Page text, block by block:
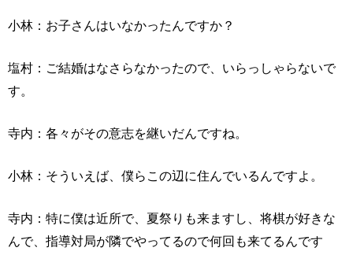
小林：お子さんはいなかったんですか？
塩村：ご結婚はなさらなかったので、いらっしゃらないで
す。
寺内：各々がその意志を継いだんですね。
小林：そういえば、僕らこの辺に住んでいるんですよ。
寺内：特に僕は近所で、夏祭りも来ますし、将棋が好きな
んで、指導対局が隣でやってるので何回も来てるんです